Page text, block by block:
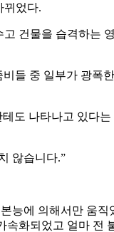
뀌었다.
건물을 습격하는
들 중 일부가 광폭한
도 나타나고 있다는
않습니다.”
능에 의해서만 움직
속화되었고 얼마 전